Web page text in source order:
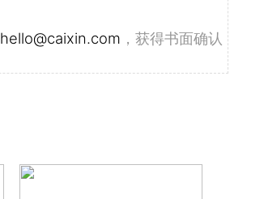
hello@caixin.com ，获得书面确认